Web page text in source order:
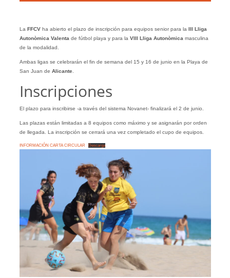
La FFCVha abierto el plazo de inscripción para equipos senior para la III Lliga
Autonòmica Valenta de fútbol playa y para la VIII Lliga Autonòmica masculina
de la modalidad.
Ambas ligas se celebrarán el fin de semana del 15 y 16 de junio en la Playa de
San Juan de Alicante.
Inscripciones
El plazo para inscribirse -a través del sistema Novanet- finalizará el 2 de junio.
Las plazas están limitadas a 8 equipos como máximo y se asignarán por orden
de llegada. La inscripción se cerrará una vez completado el cupo de equipos.
INFORMACIÓN CARTA CIRCULAR Descarga